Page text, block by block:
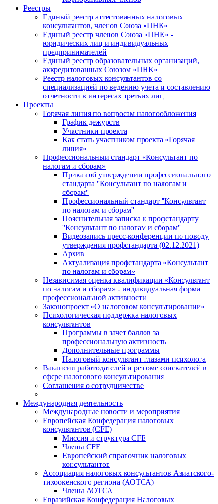
Реестры
Единый реестр аттестованных налоговых
консультантов, членов Союза «ПНК»
Единый реестр членов Союза «ПНК» -
юридических лиц и индивидуальных
предпринимателей
Единый реестр образовательных организаций,
аккредитованных Союзом «ПНК»
Реестр налоговых консультантов со
специализацией по ведению учета и составлению
отчетности в интересах третьих лиц
Проекты
Горячая линия по вопросам налогообложения
График дежурств
Участники проекта
Как стать участником проекта «Горячая
линия»
Профессиональный стандарт «Консультант по
налогам и сборам»
Приказ об утверждении профессионального
стандарта ''Консультант по налогам и
сборам''
Профессиональный стандарт ''Консультант
по налогам и сборам''
Пояснительная записка к профстандарту
''Консультант по налогам и сборам''
Видеозапись пресс-конференции по поводу
утверждения профстандарта (02.12.2021)
Архив
Актуализация профстандарта «Консультант
по налогам и сборам»
Независимая оценка квалификации «Консультант
по налогам и сборам» - индивидуальная форма
профессиональной активности
Законопроект «О налоговом консультировании»
Психологическая поддержка налоговых
консультантов
Программы в зачет баллов за
профессиональную активность
Дополнительные программы
Налоговый консультант глазами психолога
Вакансии работодателей и резюме соискателей в
сфере налогового консультирования
Соглашения о сотрудничестве
Международная деятельность
Международные новости и мероприятия
Европейская Конфедерация налоговых
консультантов (CFE)
Миссия и структура CFE
Члены CFE
Европейский справочник налоговых
консультантов
Ассоциация налоговых консультантов Азиатского-
тихоокенского региона (АОТСА)
Члены АОТСА
Евразийская Конфедерация Налоговых